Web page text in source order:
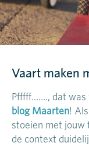
Vaart maken
Pfffff……., dat was
blog Maarten!
stoeien met jouw
de context